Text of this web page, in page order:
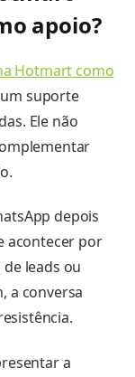
apoio?
Hotmart como
suporte
Ele não
depois
acontecer por
leads ou
a conversa
a